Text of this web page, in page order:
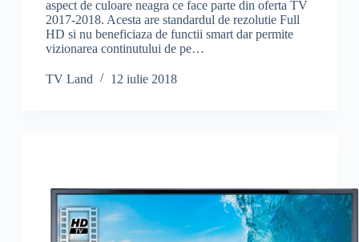
aspect de culoare neagra ce face parte din oferta TV
2017-2018. Acesta are standardul de rezolutie Full
HD si nu beneficiaza de functii smart dar permite
vizionarea continutului de pe…
TV Land 12 iulie 2018